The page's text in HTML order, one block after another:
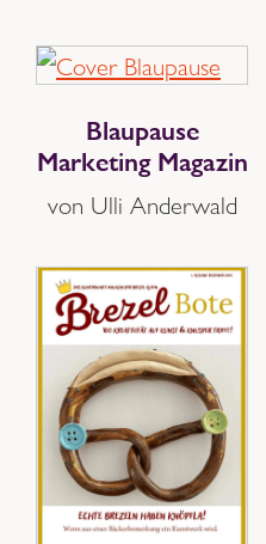
Blaupause
Marketing Magazin
von Ulli Anderwald